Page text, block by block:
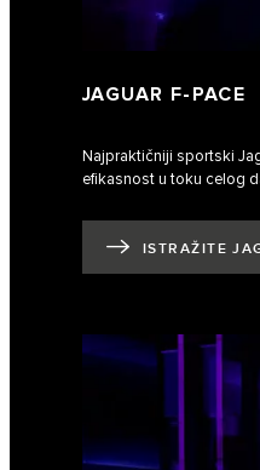
JAGUAR F‑PACE
Najpraktičniji sportski
efikasnost u toku celog
ISTRAŽITE